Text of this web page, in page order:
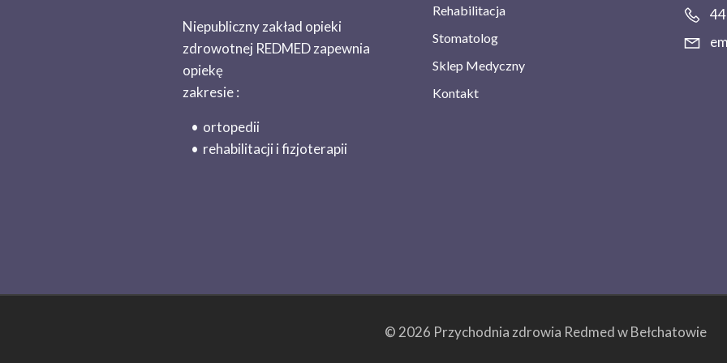
Niepubliczny zakład opieki
zdrowotnej REDMED zapewnia
opiekę
zakresie :
ortopedii
rehabilitacji i fizjoterapii
Rehabilitacja
Stomatolog
Sklep Medyczny
Kontakt
© 2026 Przychodnia zdrowia Redmed w Bełchatowie